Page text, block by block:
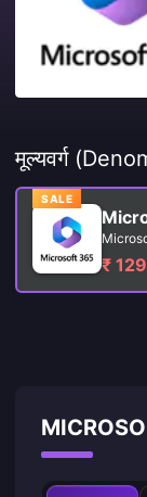
मूल्यवर्ग
SALE
₹